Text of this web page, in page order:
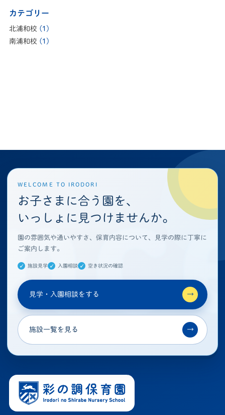
カテゴリー
北浦和校 (1)
南浦和校 (1)
WELCOME TO IRODORI
お子さまに合う園を、
いっしょに見つけませんか。
園の雰囲気や通いやすさ、保育内容について、見学の際に丁寧に
ご案内します。
施設見学 入園相談 空き状況の確認
見学・入園相談をする →
施設一覧を見る →